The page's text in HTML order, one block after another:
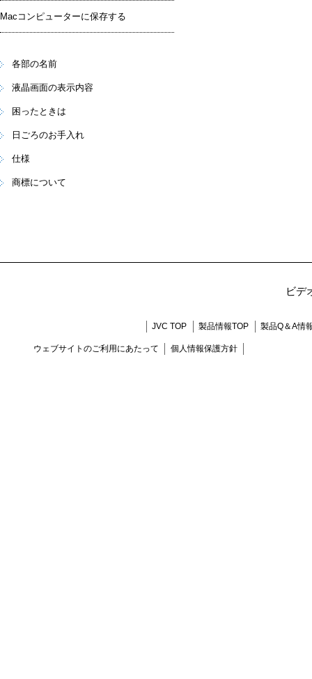
Macコンピューターに保存する
各部の名前
液晶画面の表示内容
困ったときは
日ごろのお手入れ
仕様
商標について
ビデ
JVC TOP 製品情報TOP 製品Q＆A情
ウェブサイトのご利用にあたって 個人情報保護方針